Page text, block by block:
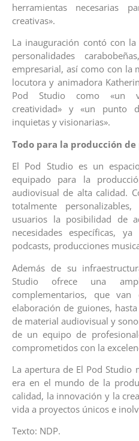
herramientas necesarias
creativas».
La inauguración contó con
personalidades
empresarial, así como con la
locutora y animadora
Pod Studio como «un
creatividad» y «un punto
inquietas y visionarias».
Todo para la producción de
El Pod Studio es un
equipado para la
audiovisual de alta calidad.
totalmente
usuarios la posibilidad de
necesidades específicas,
podcasts, producciones
Además de su
Studio ofrece una
complementarios, que
elaboración de guiones,
de material audiovisual y
de un equipo de
comprometidos con la
La apertura de El Pod Studio
era en el mundo de la
calidad, la innovación y la
vida a proyectos únicos e
Texto: NDP.